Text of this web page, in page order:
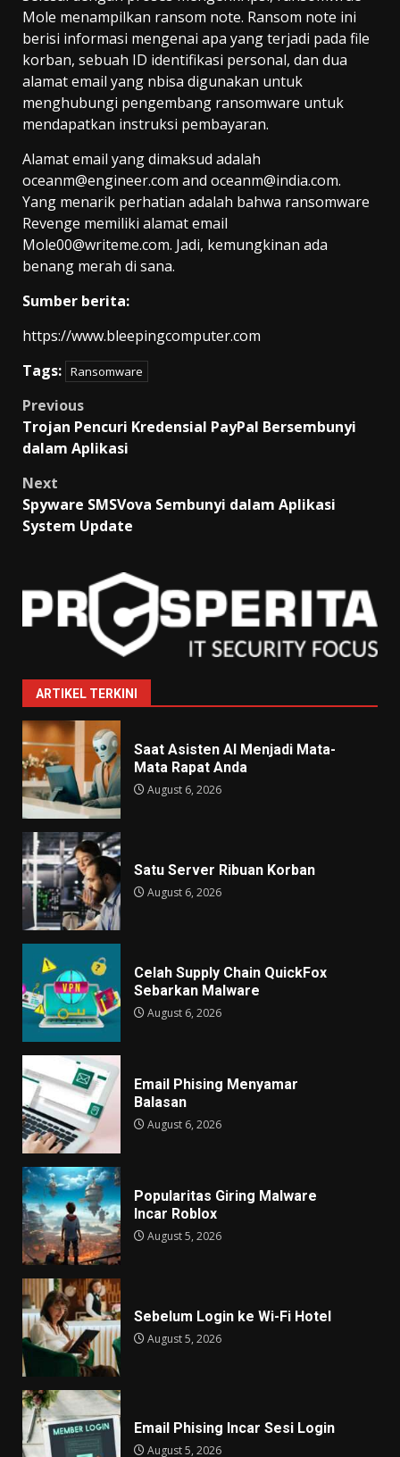
Mole menampilkan ransom note. Ransom note ini
berisi informasi mengenai apa yang terjadi pada file
korban, sebuah ID identifikasi personal, dan dua
alamat email yang nbisa digunakan untuk
menghubungi pengembang ransomware untuk
mendapatkan instruksi pembayaran.
Alamat email yang dimaksud adalah
oceanm@engineer.com and oceanm@india.com.
Yang menarik perhatian adalah bahwa ransomware
Revenge memiliki alamat email
Mole00@writeme.com. Jadi, kemungkinan ada
benang merah di sana.
Sumber berita:
https://www.bleepingcomputer.com
Tags: Ransomware
Post
navigation
Previous
Trojan Pencuri Kredensial PayPal Bersembunyi
dalam Aplikasi
Next
Spyware SMSVova Sembunyi dalam Aplikasi
System Update
ARTIKEL TERKINI
Saat Asisten AI Menjadi Mata-
Mata Rapat Anda
August 6, 2026
Satu Server Ribuan Korban
August 6, 2026
Celah Supply Chain QuickFox
Sebarkan Malware
August 6, 2026
Email Phising Menyamar
Balasan
August 6, 2026
Popularitas Giring Malware
Incar Roblox
August 5, 2026
Sebelum Login ke Wi-Fi Hotel
August 5, 2026
Email Phising Incar Sesi Login
August 5, 2026